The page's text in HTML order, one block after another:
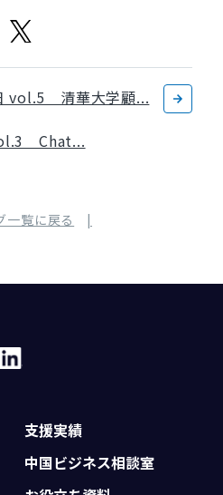
vol.5 清華大学顧...
Chat...
一覧に戻る
支援実績
中国ビジネス相談室